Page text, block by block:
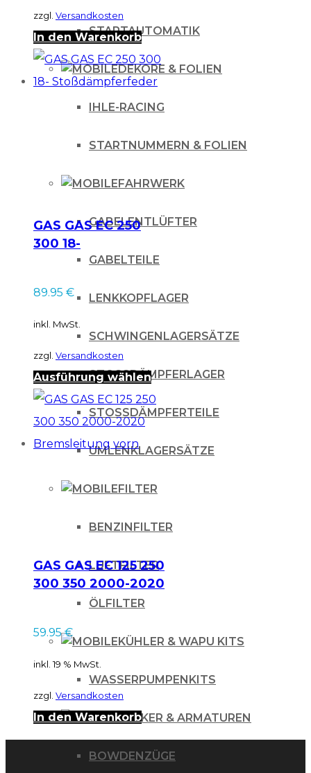
STARTAUTOMATIK
DEKORE & FOLIEN
IHLE-RACING
STARTNUMMERN & FOLIEN
FAHRWERK
GABELENTLÜFTER
GABELTEILE
LENKKOPFLAGER
SCHWINGENLAGERSÄTZE
STOSSDÄMPFERLAGER
STOSSDÄMPFERTEILE
UMLENKLAGERSÄTZE
FILTER
BENZINFILTER
LUFTFILTER
ÖLFILTER
KÜHLER & WAPU KITS
WASSERPUMPENKITS
LENKER & ARMATUREN
BOWDENZÜGE
zzgl. Versandkosten
In den Warenkorb
GAS GAS EC 250
300 18-
Stoßdämpferfeder
89.95 €
inkl. MwSt.
zzgl. Versandkosten
Ausführung wählenDieses
Produkt
weist
mehrere
auf.
Optionen
auf
gewählt
GAS GAS EC 125 250
300 350 2000-2020
Bremsleitung vorn
59.95€
inkl. 19 % MwSt.
zzgl. Versandkosten
In den Warenkorb